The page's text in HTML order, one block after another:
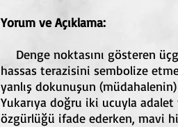
Yorum ve Açıklama:
Denge noktasını gösteren
hassas terazisini sembolize
yanlış dokunuşun
Yukarıya doğru iki ucuyla
özgürlüğü ifade ederken, mavi